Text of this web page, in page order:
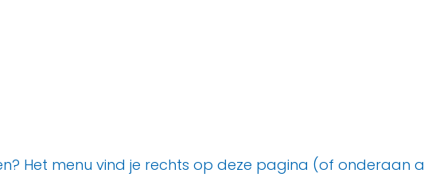
Het menu vind je rechts op deze pagina (of onderaan